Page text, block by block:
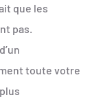
que les
pas.
toute votre